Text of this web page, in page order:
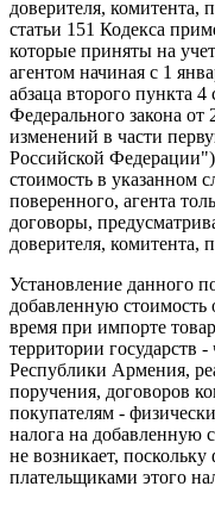
доверителя, комитента,
статьи 151 Кодекса
которые приняты на
агентом начиная с 1
абзаца второго пункта
Федерального закона
изменений в части
Российской
стоимость в указанном
поверенного, агента
договоры,
доверителя,
Установление данного
добавленную стоимость
время при импорте
территории
Республики Армения,
поручения, договоров
покупателям -
налога на добавленную
не возникает,
плательщиками этого